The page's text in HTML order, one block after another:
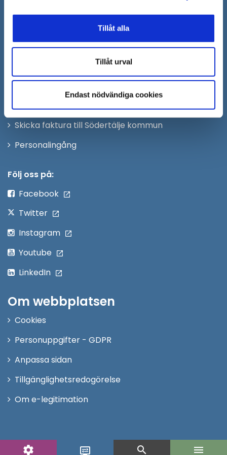
Tillåt alla
Tillåt urval
Endast nödvändiga cookies
settings display_settings search menu
Öppna
i
fönster
Synpunkter och felanmälan
i
fönster
Anslagstavla
Skicka faktura till Södertälje kommun
PersonalingångÖppna
Följ oss på:
Facebook
Twitter
Instagram
Youtube
LinkedIn
Om webbplatsen
Cookies
Personuppgifter - GDPR
Anpassa sidan
Tillgänglighetsredogörelse
Om e-legitimation